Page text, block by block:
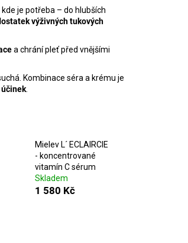
je potřeba – do hlubších
výživných tukových
a chrání pleť před vnějšími
Kombinace séra a krému je
Mielev L´ ECLAIRCIE
- koncentrované
vitamín C sérum
Skladem
1 580 Kč